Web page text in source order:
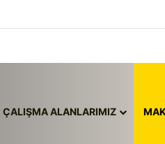
ÇALIŞMA ALANLARIMIZ